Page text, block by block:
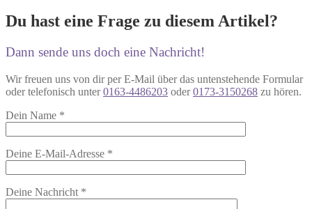
Du hast eine Frage zu diesem Artikel?
Dann sende uns doch eine Nachricht!
Wir freuen uns von dir per E-Mail über das untenstehende Formular
oder telefonisch unter0163-4486203 oder0173-3150268 zu hören.
Dein Name *
Deine E-Mail-Adresse *
Deine Nachricht *